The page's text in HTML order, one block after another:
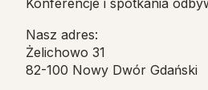
Nasz adres:
Żelichowo 31
82-100 Nowy Dwór Gdański